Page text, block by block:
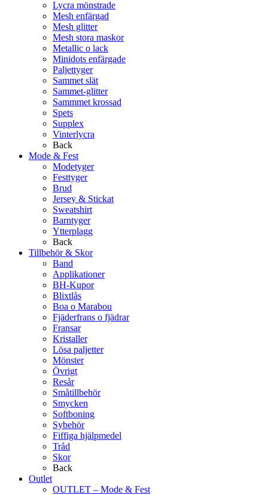
Lycra mönstrade
Mesh enfärgad
Mesh glitter
Mesh stora maskor
Metallic o lack
Minidots enfärgade
Paljettyger
Sammet slät
Sammet-glitter
Sammmet krossad
Spets
Supplex
Vinterlycra
Back
Mode & Fest
Modetyger
Festtyger
Brud
Jersey & Stickat
Sweatshirt
Barntyger
Ytterplagg
Back
Tillbehör & Skor
Band
Applikationer
BH-Kupor
Blixtlås
Boa o Marabou
Fjäderfrans o fjädrar
Fransar
Kristaller
Lösa paljetter
Mönster
Övrigt
Resår
Småtillbehör
Smycken
Softboning
Sybehör
Fiffiga hjälpmedel
Tråd
Skor
Back
Outlet
OUTLET – Mode & Fest